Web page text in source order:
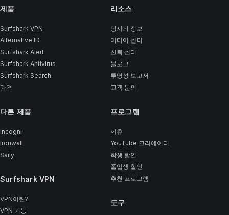
제품
Surfshark VPN
Alternative ID
Surfshark Alert
Surfshark Antivirus
Surfshark Search
가격
다른 제품
Incogni
Ironwall
Saily
Surfshark VPN
VPN이란?
VPN 기능
리소스
당사의 정보
미디어 센터
신뢰 센터
블로그
투명성 보고서
고객 문의
프로그램
제휴
YouTube 크리에이터
학생 할인
졸업생 할인
추천 프로그램
도구